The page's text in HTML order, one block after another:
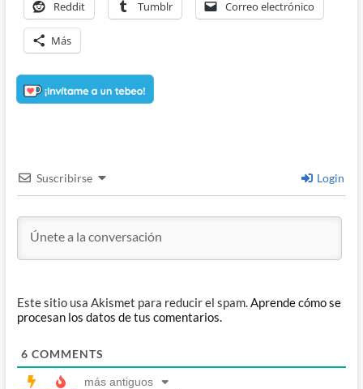
Reddit Tumblr Correo electrónico
Más
Suscribirse Login
Este sitio usa Akismet para reducir el spam.Aprende cómo se
procesan los datos de tus comentarios.
6 COMMENTS
más antiguos